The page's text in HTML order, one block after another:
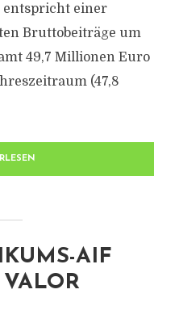
entspricht einer
Bruttobeiträge um
49,7 Millionen Euro
(47,8
AIF